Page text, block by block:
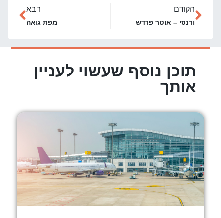
הקודם
ורנסי – אוטר פרדש
הבא
מפת גואה
תוכן נוסף שעשוי לעניין
אותך